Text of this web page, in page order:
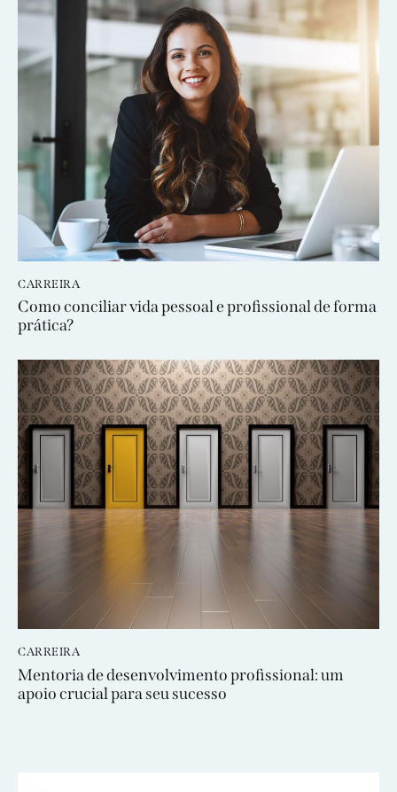
CARREIRA
Como conciliar vida pessoal e profissional de forma
prática?
CARREIRA
Mentoria de desenvolvimento profissional: um
apoio crucial para seu sucesso